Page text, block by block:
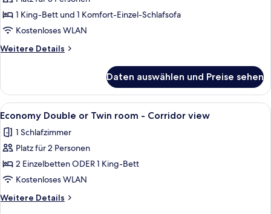
Double
-
Corridor
view
1 King-Bett und 1 Komfort-Einzel-Schlafsofa
Kostenloses WLAN
Weitere Details
Weitere
Double
Corridor
Daten auswählen und Preise sehen
Alle
Fotos
für
Economy
Double
or
Twin
room
Schreibtisch,
4
Economy Double or Twin room - Corridor view
1 Schlafzimmer
Platz für 2 Personen
2 Einzelbetten ODER 1 King-Bett
Kostenloses WLAN
Weitere Details
Weitere